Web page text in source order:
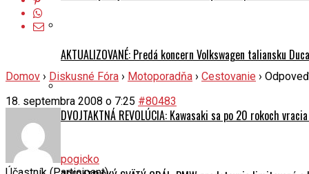
DVOJTAKTNÁ REVOLÚCIA: Kawasaki sa po 20 rokoch
ZBERATEĽSKÝ SVÄTÝ GRÁL: BMW predstavuje limitovanú
Diskusné Fóra › Motoporadňa › Cestovanie ›
18. septembra 2008 o 7:25
Účastník (Participant)